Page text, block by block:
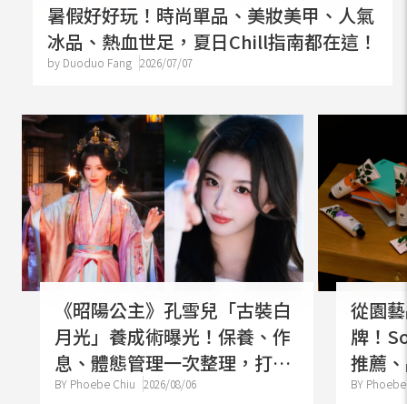
暑假好好玩！時尚單品、美妝美甲、人氣
冰品、熱血世足，夏日Chill指南都在這！
by Duoduo Fang 2026/07/07
《昭陽公主》孔雪兒「古裝白
月光」養成術曝光！保養、作
息、體態管理一次整理，打造
高級感清透膚況
BY Phoebe Chiu 2026/08/06
從園
牌！
推薦
次整理
BY